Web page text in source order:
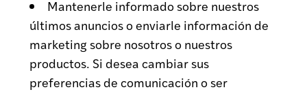
Mantenerle informado sobre nuestros
últimos anuncios o enviarle información de
marketing sobre nosotros o nuestros
productos. Si desea cambiar sus
preferencias de comunicación o ser